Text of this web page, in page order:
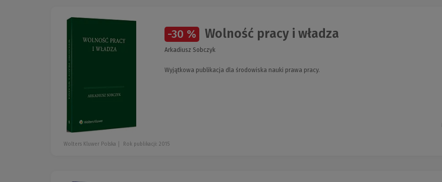
-30 % Wolność pracy i władza
Arkadiusz Sobczyk
Wyjątkowa publikacja dla środowiska nauki prawa pracy.
Wolters Kluwer Polska Rok publikacji: 2015